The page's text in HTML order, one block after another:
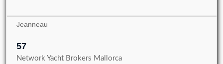
Jeanneau
57
Network Yacht Brokers Mallorca